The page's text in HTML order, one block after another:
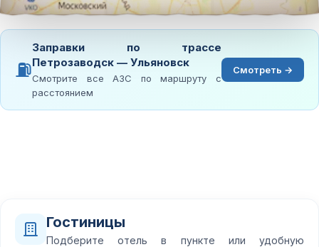
⛽
Заправки по трассе
Петрозаводск — Ульяновск
Смотрите все АЗС по маршруту с
расстоянием
Смотреть →
Гостиницы
Подберите отель в пункте или удобную